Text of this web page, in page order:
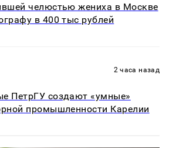
челюстью жениха в Москве
в 400 тыс рублей
2 часа назад
ПетрГУ создают «умные»
промышленности Карелии